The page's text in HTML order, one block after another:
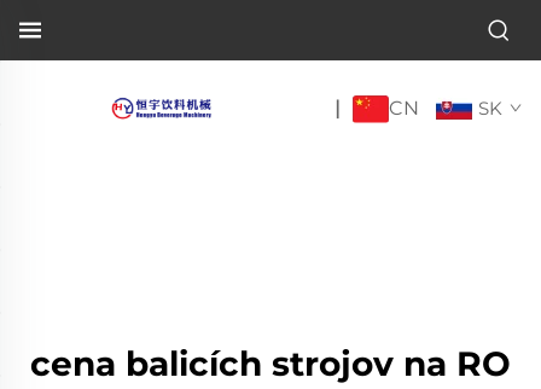
| CN SK
cena balicích strojov na RO